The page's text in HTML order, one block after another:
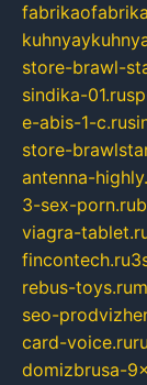
store-brawl-
sindika-01.ru
e-abis-1-c.ru
store-
antenna-
3-sex-porn.ru
viagra-
fincontech.ru
rebus-toys.ru
seo-
card-voice.ru
domizbrusa-